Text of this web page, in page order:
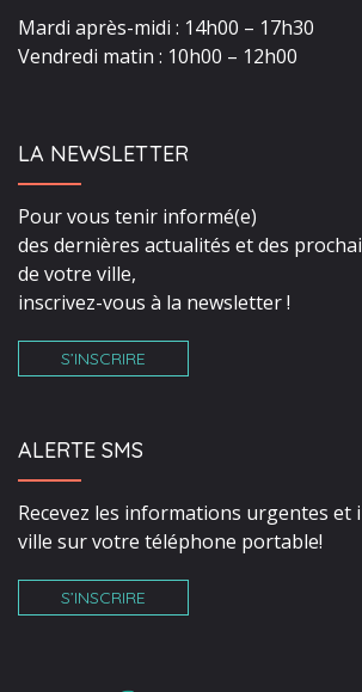
Mardi après-midi : 14h00 – 17h30
Vendredi matin : 10h00 – 12h00
LA NEWSLETTER
Pour vous tenir informé(e)
des dernières actualités et des
de votre ville,
inscrivez-vous à la newsletter !
S’INSCRIRE
ALERTE SMS
Recevez les informations urgentes et
ville sur votre téléphone portable!
S’INSCRIRE